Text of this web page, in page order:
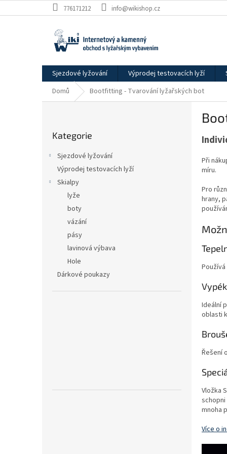
na
776171212 info@wikishop.cz
Sjezdové lyžování Výprodej testovacích lyží
Domů
Bootfitting - Tvarování lyžařských bot
kategorie
Kategorie
Sjezdové lyžování
Výprodej testovacích lyží
Skialpy
lyže
boty
vázání
pásy
lavinová výbava
Hole
Dárkové poukazy
Při
míru.
Pro
hrany,
Ideální
oblasti
Řešení
Vložka
mnoha
Více o